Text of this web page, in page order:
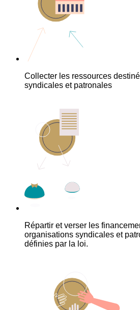
Collecter les ressources
syndicales et patronales
Répartir et verser les
organisations syndicales et
définies par la loi.